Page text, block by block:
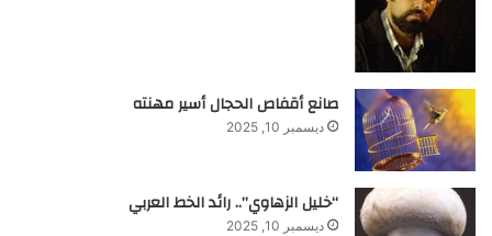
صانع أقفاص الحجال أسير مهنته
ديسمبر 10, 2025
“خليل الزهاوي”.. رائد الخط العربي
ديسمبر 10, 2025